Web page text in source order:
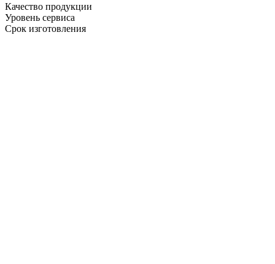
Качество продукции
Уровень сервиса
Срок изготовления